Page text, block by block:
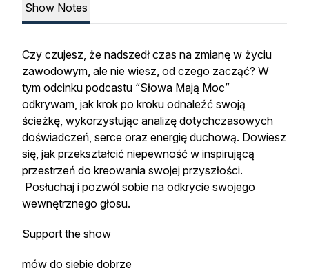
Show Notes
Czy czujesz, że nadszedł czas na zmianę w życiu
zawodowym, ale nie wiesz, od czego zacząć? W
tym odcinku podcastu “Słowa Mają Moc”
odkrywam, jak krok po kroku odnaleźć swoją
ścieżkę, wykorzystując analizę dotychczasowych
doświadczeń, serce oraz energię duchową. Dowiesz
się, jak przekształcić niepewność w inspirującą
przestrzeń do kreowania swojej przyszłości.
Posłuchaj i pozwól sobie na odkrycie swojego
wewnętrznego głosu.
Support the show
mów do siebie dobrze